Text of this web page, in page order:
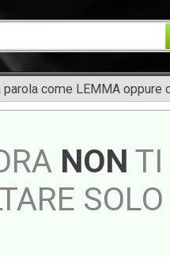
come LEMMA oppure
NON TI